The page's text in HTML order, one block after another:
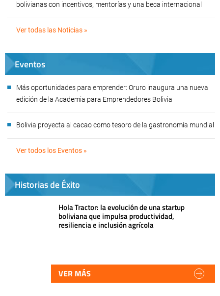
bolivianas con incentivos, mentorías y una beca internacional
Ver todas las Noticias »
Eventos
Más oportunidades para emprender: Oruro inaugura una nueva
edición de la Academia para Emprendedores Bolivia
Bolivia proyecta al cacao como tesoro de la gastronomía mundial
Ver todos los Eventos »
Historias de Éxito
Hola Tractor: la evolución de una startup
boliviana que impulsa productividad,
resiliencia e inclusión agrícola
VER MÁS